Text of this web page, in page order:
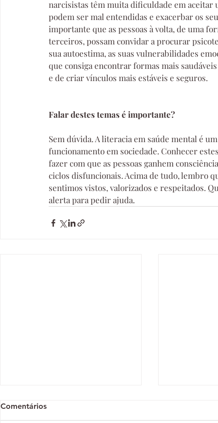
narcisistas têm muita dificuldade em aceitar
podem ser mal entendidas e exacerbar os
importante que as pessoas à volta, de uma
terceiros, possam convidar a procurar
sua autoestima, as suas vulnerabilidades
que consiga encontrar formas mais
e de criar vínculos mais estáveis e seguros.
Falar destes temas é importante?
Sem dúvida. A literacia em saúde mental é
funcionamento em sociedade. Conhecer
fazer com que as pessoas ganhem
ciclos disfuncionais. Acima de tudo, lembro
sentimos vistos, valorizados e respeitados.
alerta para pedir ajuda.
Comentários